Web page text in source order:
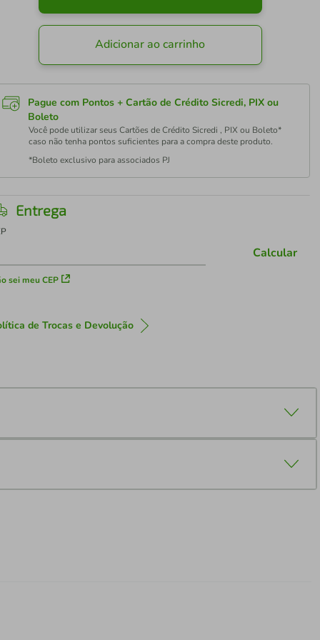
Adicionar ao carrinho
Pague com Pontos + Cartão de Crédito Sicredi, PIX ou
Boleto
Você pode utilizar seus Cartões de Crédito Sicredi , PIX ou Boleto*
caso não tenha pontos suficientes para a compra deste produto.
*Boleto exclusivo para associados PJ
Entrega
sei meu CEP
Calcular
de Trocas e Devolução